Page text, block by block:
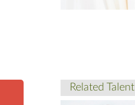
Related Talent